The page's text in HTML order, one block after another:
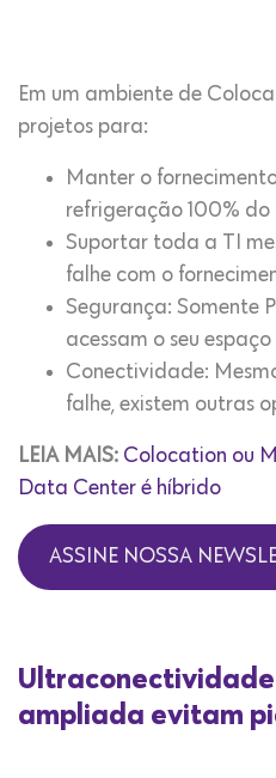
Em um ambiente de
projetos para:
Manter o
refrigeração 100% do
Suportar toda a TI
falhe com o
Segurança: Somente
acessam o seu espaço
Conectividade:
falhe, existem outras
LEIA MAIS: Colocation ou
Data Center é híbrido
ASSINE NOSSA
ampliada evitam